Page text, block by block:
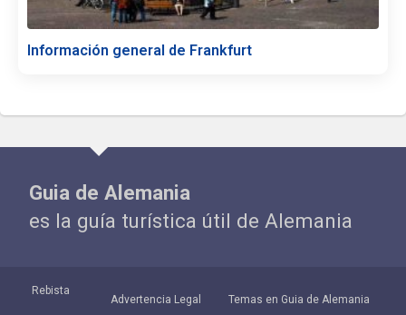
Información general de Frankfurt
Guia de Alemania
es la guía turística útil de Alemania
Rebista
Advertencia Legal Temas en Guia de Alemania